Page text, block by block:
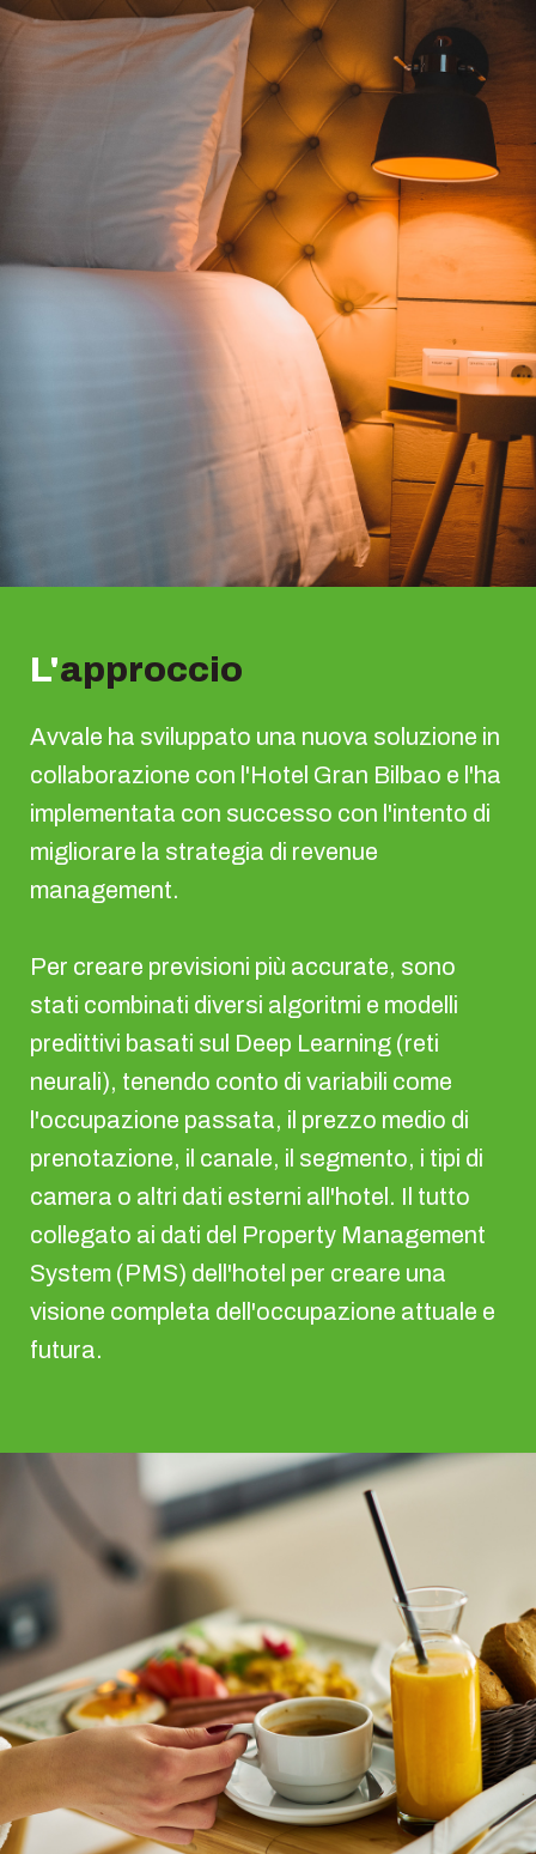
L'approccio
Avvale ha sviluppato una nuova soluzione in
collaborazione con l'Hotel Gran Bilbao e l'ha
implementata con successo con l'intento di
migliorare la strategia di revenue
management.
Per creare previsioni più accurate, sono
stati combinati diversi algoritmi e modelli
predittivi basati sul Deep Learning (reti
neurali), tenendo conto di variabili come
l'occupazione passata, il prezzo medio di
prenotazione, il canale, il segmento, i tipi di
camera o altri dati esterni all'hotel. Il tutto
collegato ai dati del Property Management
System (PMS) dell'hotel per creare una
visione completa dell'occupazione attuale e
futura.